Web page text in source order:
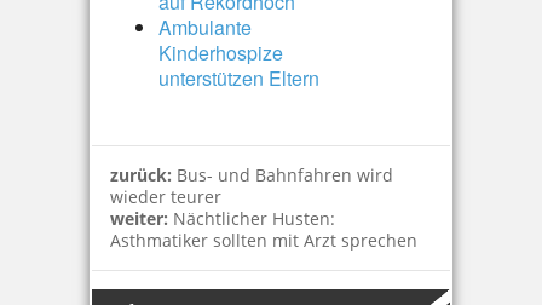
Ambulante
Kinderhospize
unterstützen Eltern
zurück: Bus- und Bahnfahren wird
wieder teurer
weiter: Nächtlicher Husten:
Asthmatiker sollten mit Arzt sprechen